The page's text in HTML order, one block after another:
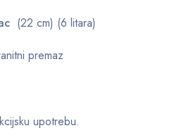
(22 cm) (6 litara)
premaz
upotrebu.